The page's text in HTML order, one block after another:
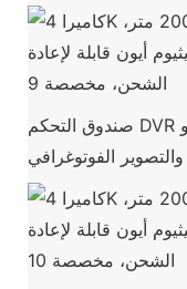
صندوق التحكم DVR مع وظيفة تسجيل الصوت والفيديو
والتصوير الفوتوغرافي